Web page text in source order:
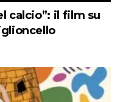
calcio”: il film su